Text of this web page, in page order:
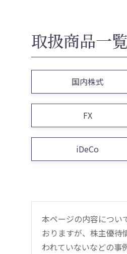
取扱商品一覧
国内株式
FX
iDeCo
本ページの内容につい
おりますが、株主優待
われていないなどの事